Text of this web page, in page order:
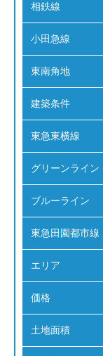
相鉄線
小田急線
東南角地
建築条件
東急東横線
グリーンライン
ブルーライン
東急田園都市線
エリア
価格
⼟地⾯積